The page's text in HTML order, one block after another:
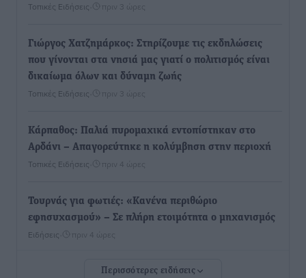
Τοπικές Ειδήσεις πριν 3 ώρες
Γιώργος Χατζημάρκος: Στηρίζουμε τις εκδηλώσεις
που γίνονται στα νησιά μας γιατί ο πολιτισμός είναι
δικαίωμα όλων και δύναμη ζωής
Τοπικές Ειδήσεις πριν 3 ώρες
Κάρπαθος: Παλιά πυρομαχικά εντοπίστηκαν στο
Αρδάνι – Απαγορεύτηκε η κολύμβηση στην περιοχή
Τοπικές Ειδήσεις πριν 4 ώρες
Τουρνάς για φωτιές: «Κανένα περιθώριο
εφησυχασμού» – Σε πλήρη ετοιμότητα ο μηχανισμός
Ειδήσεις πριν 4 ώρες
Καιρός: Επιμένουν οι υψηλές θερμοκρασίες – Ισχυρά
Περισσότερες ειδήσεις